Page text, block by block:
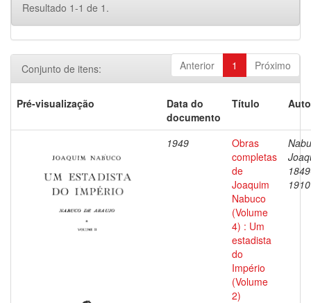
Resultado 1-1 de 1.
Anterior 1 Próximo
Conjunto de itens:
Pré-visualização
Data do
documento
Título
1949
Obras
completas
de
Joaquim
Nabuco
(Volume
4) : Um
estadista
do
Império
(Volume
2)
1910